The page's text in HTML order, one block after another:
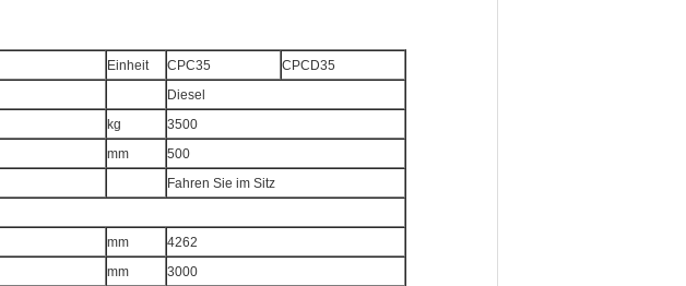
Einheit CPC35
CPCD35
Diesel
kg
3500
mm
500
Fahren Sie im Sitz
mm
4262
mm
3000